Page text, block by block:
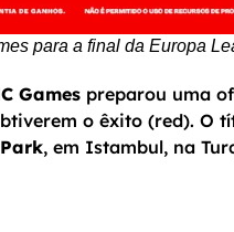
para a final da Europa
Games preparou uma
o êxito (red). O
, em Istambul, na